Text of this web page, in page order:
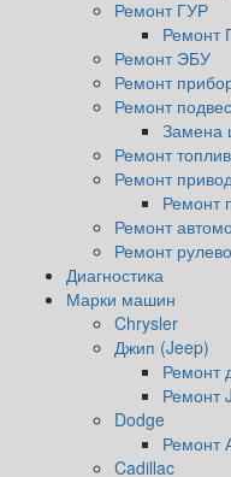
Ремонт ГУР
Ремонт
Ремонт ЭБУ
Ремонт
Ремонт
Замена
Ремонт
Ремонт
Ремонт
Ремонт
Ремонт
Диагностика
Марки машин
Chrysler
Джип (Jeep)
Ремонт
Ремонт
Dodge
Ремонт
Cadillac